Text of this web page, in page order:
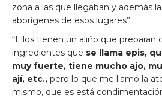
zona a las que llegaban y además
aborígenes de esos lugares”.
“Ellos tienen un aliño que preparan
ingredientes que se llama epis,
muy fuerte, tiene mucho ajo,
ají, etc., pero lo que me llamó la
mismo, que es está